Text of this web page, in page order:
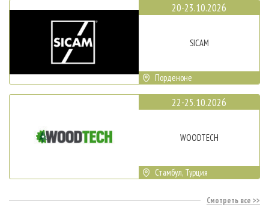
20-23.10.2026
SICAM
Порденоне
22-25.10.2026
WOODTECH
Стамбул, Турция
Смотреть все